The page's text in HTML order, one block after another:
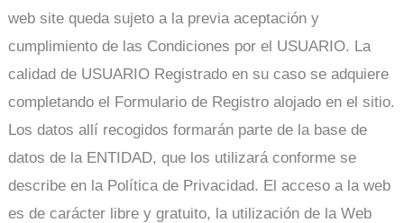
web site queda sujeto a la previa aceptación y
cumplimiento de las Condiciones por el USUARIO. La
calidad de USUARIO Registrado en su caso se adquiere
completando el Formulario de Registro alojado en el sitio.
Los datos allí recogidos formarán parte de la base de
datos de la ENTIDAD, que los utilizará conforme se
describe en la Política de Privacidad. El acceso a la web
es de carácter libre y gratuito, la utilización de la Web